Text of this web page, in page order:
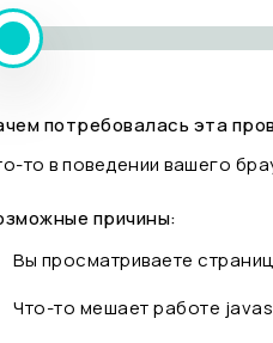
потребовалась эта
то в поведении вашего
причины:
Вы просматриваете
Что-то мешает работе